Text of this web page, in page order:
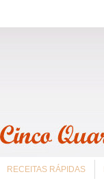
RECEITAS RÁPIDAS